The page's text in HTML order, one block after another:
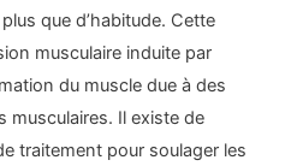
que d’habitude. Cette
musculaire induite par
du muscle due à des
musculaires. Il existe de
traitement pour soulager les